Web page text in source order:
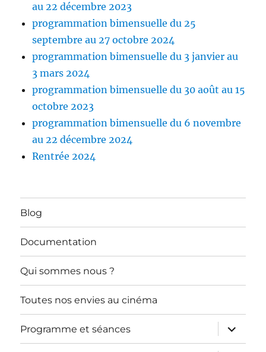
au 22 décembre 2023
programmation bimensuelle du 25
septembre au 27 octobre 2024
programmation bimensuelle du 3 janvier au
3 mars 2024
programmation bimensuelle du 30 août au 15
octobre 2023
programmation bimensuelle du 6 novembre
au 22 décembre 2024
Rentrée 2024
Blog
Documentation
Qui sommes nous ?
Toutes nos envies au cinéma
Programme et séances
ouvrir
le
sous-